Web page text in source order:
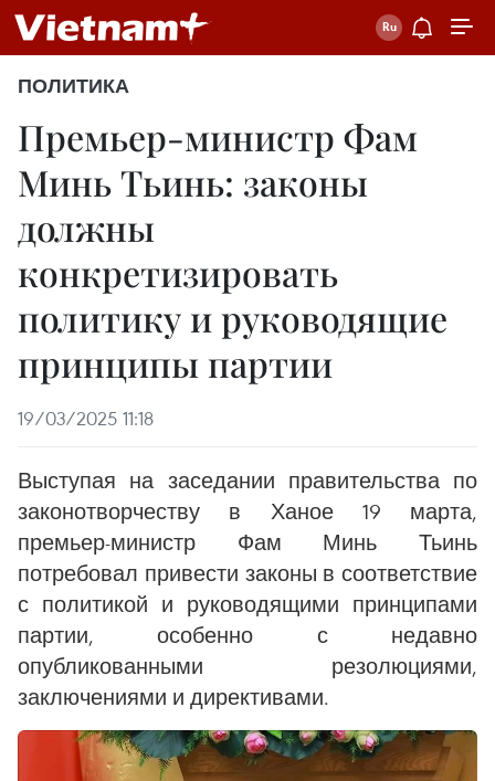
ПОЛИТИКА
Премьер-министр Фам
Минь Тьинь: законы
должны
конкретизировать
политику и руководящие
принципы партии
19/03/2025 11:18
Выступая на заседании правительства по
законотворчеству в Ханое 19 марта,
премьер-министр Фам Минь Тьинь
потребовал привести законы в соответствие
с политикой и руководящими принципами
партии, особенно с недавно
опубликованными резолюциями,
заключениями и директивами.